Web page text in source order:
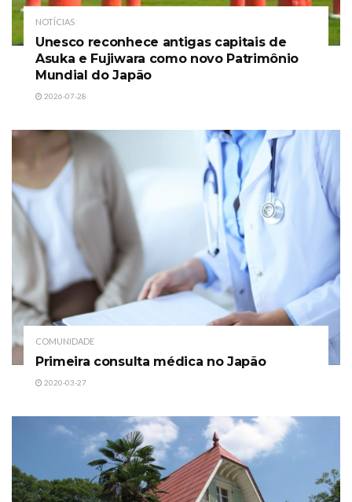
NOTÍCIAS
Unesco reconhece antigas capitais de
Asuka e Fujiwara como novo Patrimônio
Mundial do Japão
2026-07-28
COMUNIDADE
Primeira consulta médica no Japão
2020-03-27